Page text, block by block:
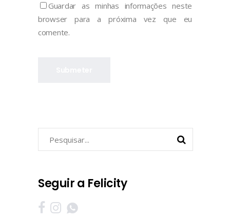
Guardar as minhas informações neste
browser para a próxima vez que eu
comente.
Seguir a Felicity